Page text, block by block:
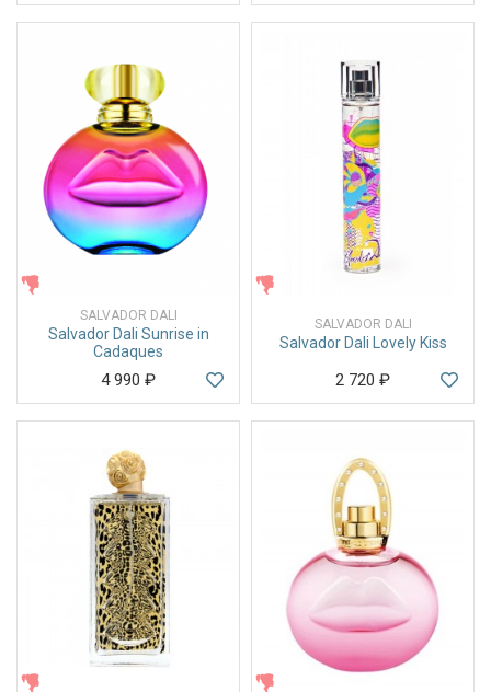
SALVADOR DALI
Salvador Dali Sunrise in
Cadaques
4 990 ₽
SALVADOR DALI
Salvador Dali Lovely Kiss
2 720 ₽